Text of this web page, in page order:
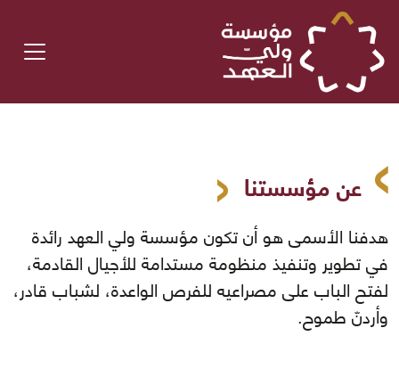
عن مؤسستنا
هدفنا الأسمى هو أن تكون مؤسسة ولي العهد رائدة
في تطوير وتنفيذ منظومة مستدامة للأجيال القادمة،
لفتح الباب على مصراعيه للفرص الواعدة، لشباب قادر،
وأردنّ طموح.